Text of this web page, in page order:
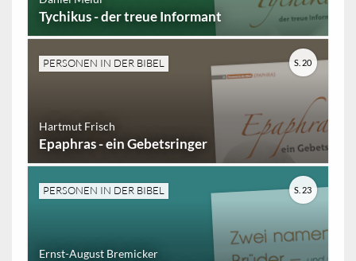
Tychikus - der treue Informant
PERSONEN IN DER BIBEL
Hartmut Frisch
Epaphras - ein Gebetsringer
S. 20
PERSONEN IN DER BIBEL
Ernst-August Bremicker
S. 23